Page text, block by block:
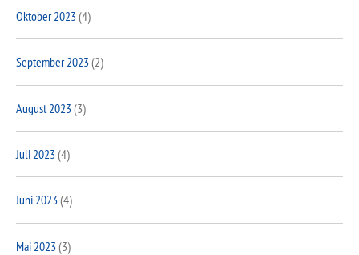
Oktober 2023(4)
September 2023(2)
August 2023(3)
Juli 2023(4)
Juni 2023(4)
Mai 2023(3)